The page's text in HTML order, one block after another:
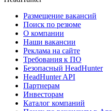
Размещение вакансий
Поиск по резюме
О компании
Наши вакансии
Реклама на сайте
Требования к ПО
Безопасный HeadHunter
HeadHunter API
Партнерам
Инвесторам
Каталог компаний